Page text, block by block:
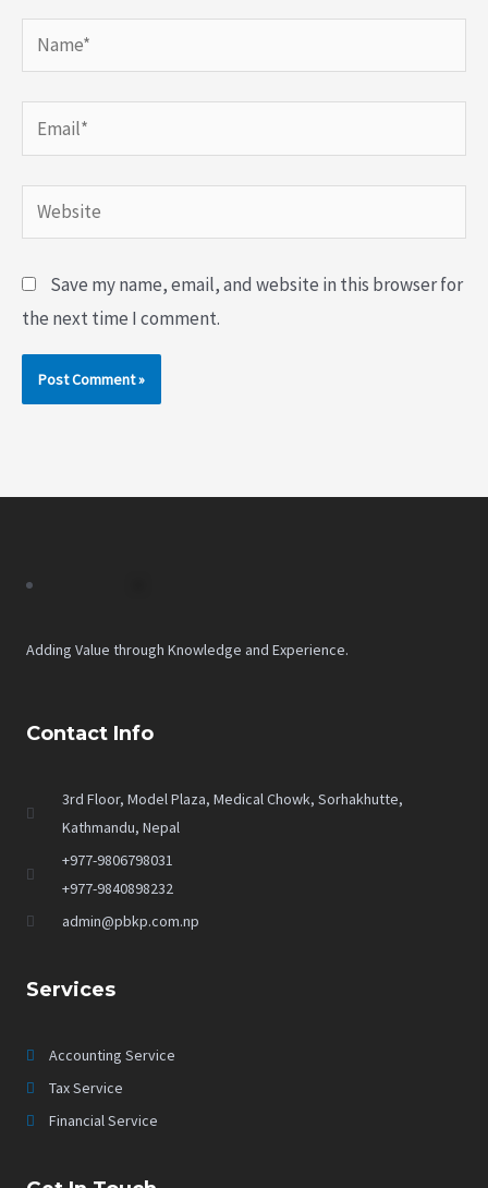
Name*
Email*
Website
Save my name, email, and website in this browser for
the next time I comment.
Adding Value through Knowledge and Experience.
Contact Info
3rd Floor, Model Plaza, Medical Chowk, Sorhakhutte,
Kathmandu, Nepal
+977-9806798031
+977-9840898232
admin@pbkp.com.np
Services
Accounting Service
Tax Service
Financial Service